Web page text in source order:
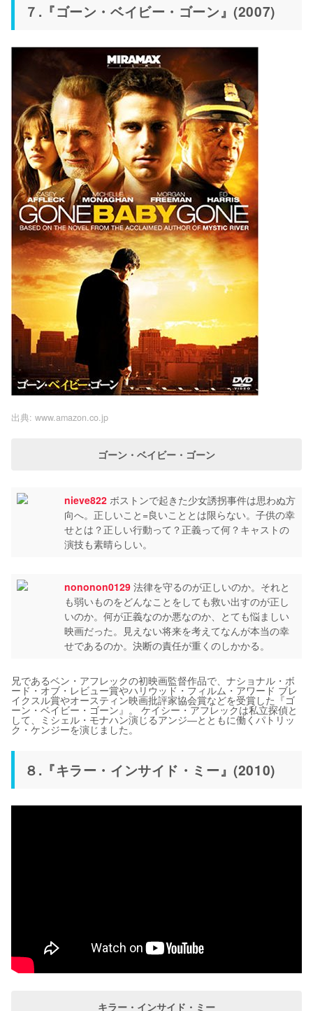
７.『ゴーン・ベイビー・ゴーン』(2007)
出典: www.amazon.co.jp
ゴーン・ベイビー・ゴーン
nieve822 ボストンで起きた少女誘拐事件は思わぬ方
向へ。正しいこと=良いこととは限らない。子供の幸
せとは？正しい行動って？正義って何？キャストの
演技も素晴らしい。
nononon0129 法律を守るのが正しいのか。それと
も弱いものをどんなことをしても救い出すのが正し
いのか。何が正義なのか悪なのか、とても悩ましい
映画だった。見えない将来を考えてなんが本当の幸
せであるのか。決断の責任が重くのしかかる。
兄であるベン・アフレックの初映画監督作品で、ナショナル・ボ
ード・オブ・レビュー賞やハリウッド・フィルム・アワード ブレ
イクスル賞やオースティン映画批評家協会賞などを受賞した『ゴ
ーン・ベイビー・ゴーン』。 ケイシー・アフレックは私立探偵と
して、ミシェル・モナハン演じるアンジ―とともに働くパトリッ
ク・ケンジーを演じました。
８.『キラー・インサイド・ミー』(2010)
キラー・インサイド・ミー